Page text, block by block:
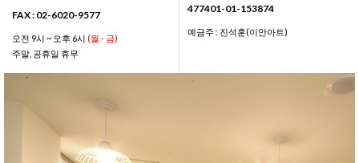
FAX : 02-6020-9577
오전 9시 ~ 오후 6시 (월 - 금)
주말, 공휴일 휴무
477401-01-153874
예금주 : 진석훈(이안아트)